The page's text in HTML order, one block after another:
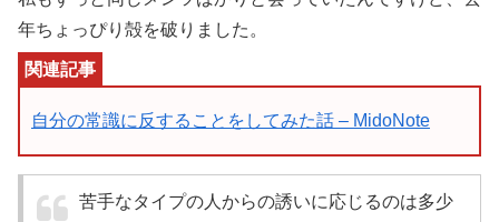
年ちょっぴり殻を破りました。
自分の常識に反することをしてみた話 – MidoNote
苦手なタイプの人からの誘いに応じるのは多少